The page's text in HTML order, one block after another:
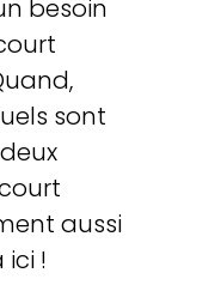
besoin
sont
aussi
ici !